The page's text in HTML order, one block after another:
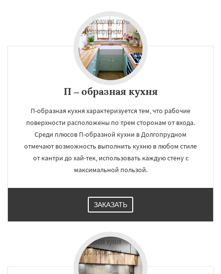
П – образная кухня
П-образная кухня характеризуется тем, что рабочие
поверхности расположены по трем сторонам от входа.
Среди плюсов П-образной кухни в Долгопрудном
отмечают возможность выполнить кухню в любом стиле
от кантри до хай-тек, использовать каждую стену с
максимальной пользой.
ЗАКАЗАТЬ